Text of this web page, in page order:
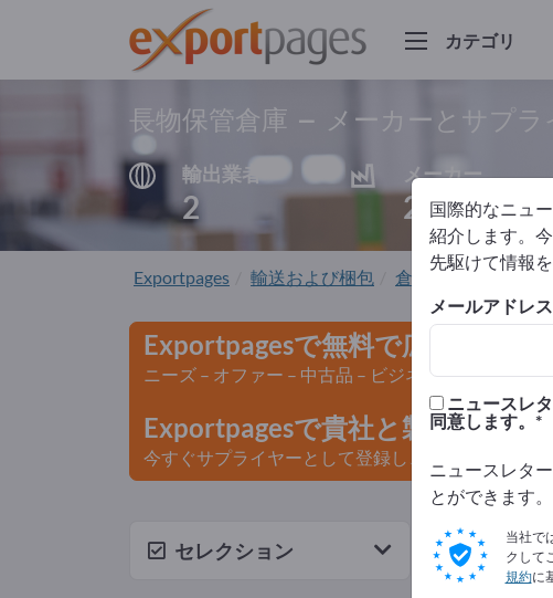
カテゴリ
長物保管倉庫 – メーカーとサプラ
輸出業者
2
メーカー
2
Exportpages 輸送および梱包 倉庫貯蔵技術設備
Exportpagesで無料で広告を掲載！
ニーズ – オファー – 中古品 – ビジネスコンタクト
Exportpagesで貴社と製品を掲載
今すぐサプライヤーとして登録し、認知度を高めま
セレクション 長物保
国際的なニュ
紹介します。
先駆けて情報
メールアドレ
ニュースレ
同意します。
ニュースレタ
とができます。
当社で
クして
規約に